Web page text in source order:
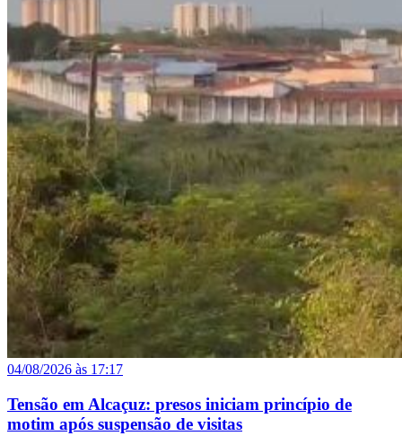
04/08/2026 às 17:17
Tensão em Alcaçuz: presos iniciam princípio de
motim após suspensão de visitas